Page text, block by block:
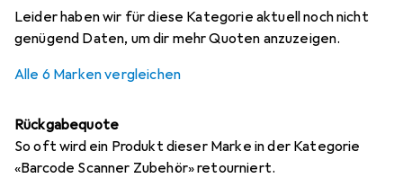
Leider haben wir für diese Kategorie aktuell noch nicht
genügend Daten, um dir mehr Quoten anzuzeigen.
Alle 6 Marken vergleichen
Rückgabequote
So oft wird ein Produkt dieser Marke in der Kategorie
«Barcode Scanner Zubehör» retourniert.